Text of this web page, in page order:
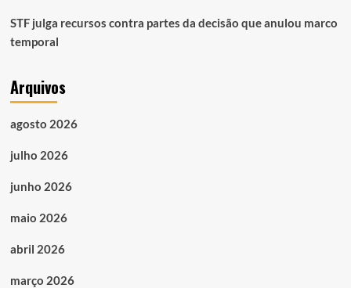
STF julga recursos contra partes da decisão que anulou marco
temporal
Arquivos
agosto 2026
julho 2026
junho 2026
maio 2026
abril 2026
março 2026